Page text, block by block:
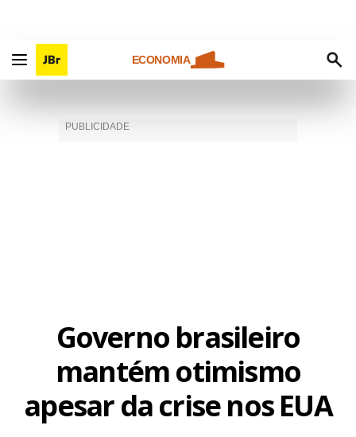
ECONOMIA
Governo brasileiro
mantém otimismo
apesar da crise nos EUA